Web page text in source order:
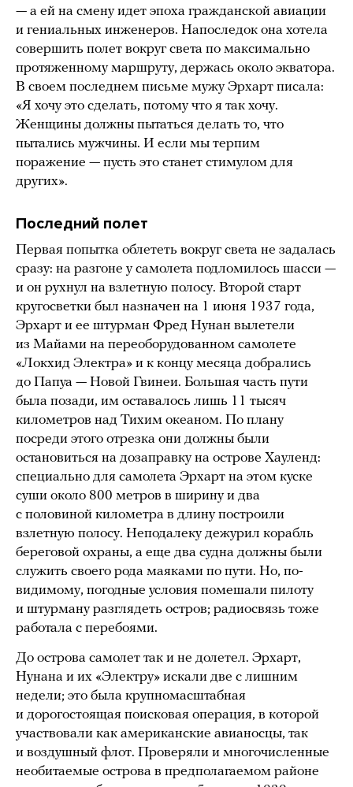
— а ей на смену идет эпоха гражданской авиации
и гениальных инженеров. Напоследок она хотела
совершить полет вокруг света по максимально
протяженному маршруту, держась около экватора.
В своем последнем письме мужу Эрхарт писала:
«Я хочу это сделать, потому что я так хочу.
Женщины должны пытаться делать то, что
пытались мужчины. И если мы терпим
поражение — пусть это станет стимулом для
других».
Последний полет
Первая попытка облететь вокруг света не задалась
сразу: на разгоне у самолета подломилось шасси —
и он рухнул на взлетную полосу. Второй старт
кругосветки был назначен на 1 июня 1937 года,
Эрхарт и ее штурман Фред Нунан вылетели
из Майами на переоборудованном самолете
«Локхид Электра» и к концу месяца добрались
до Папуа — Новой Гвинеи. Большая часть пути
была позади, им оставалось лишь 11 тысяч
километров над Тихим океаном. По плану
посреди этого отрезка они должны были
остановиться на дозаправку на острове Хауленд:
специально для самолета Эрхарт на этом куске
суши около 800 метров в ширину и два
с половиной километра в длину построили
взлетную полосу. Неподалеку дежурил корабль
береговой охраны, а еще два судна должны были
служить своего рода маяками по пути. Но, по-
видимому, погодные условия помешали пилоту
и штурману разглядеть остров; радиосвязь тоже
работала с перебоями.
До острова самолет так и не долетел. Эрхарт,
Нунана и их «Электру» искали две с лишним
недели; это была крупномасштабная
и дорогостоящая поисковая операция, в которой
участвовали как американские авианосцы, так
и воздушный флот. Проверяли и многочисленные
необитаемые острова в предполагаемом районе